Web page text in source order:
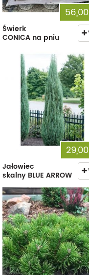
56,00
Świerk
CONICA na pniu
29,00
Jałowiec
skalny BLUE ARROW